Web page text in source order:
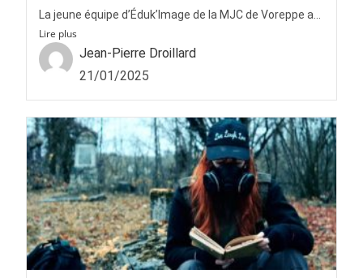
La jeune équipe d’Éduk’Image de la MJC de Voreppe a...
Lire plus
Jean-Pierre Droillard
21/01/2025